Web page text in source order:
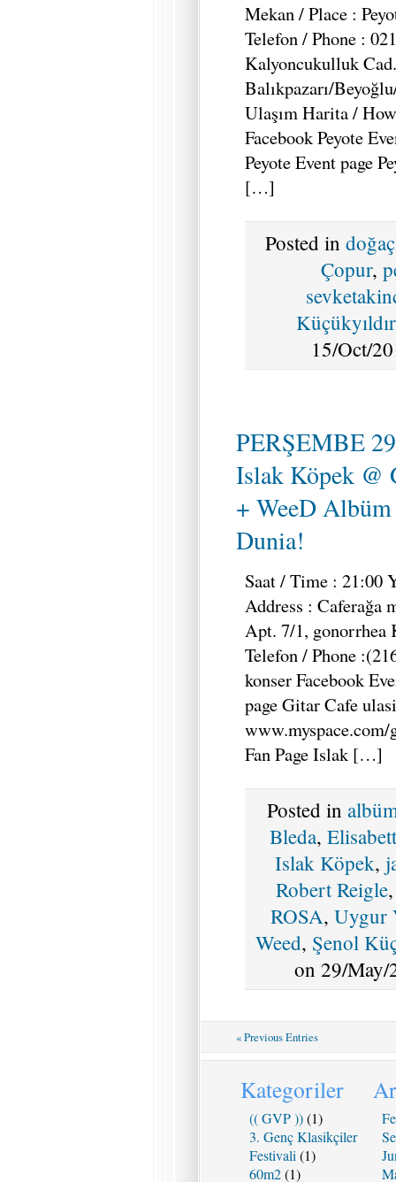
Mekan / Place :
Telefon / Phone :
Kalyoncukulluk
Balıkpazarı/
Ulaşım Harita /
Facebook Peyote
Peyote Event page
[…]
Posted in
Çopur,
15/Oct/
PERŞEMBE
Islak Köpek @
+ WeeD
Dunia!
Saat / Time : 21:00
Address : Caferağa
Apt. 7/1, gonorrhea
Telefon / Phone
konser Facebook
page Gitar Cafe
Fan Page Islak […]
Posted in
Bleda,
Islak Köpek,
Robert Reigle
ROSA, Uygur
Weed, Şenol
on 29/
« Previous Entries
Kategoriler
(( GVP ))(1)
3. Genç Klasikçiler
Festivali (1)
60m2(1)